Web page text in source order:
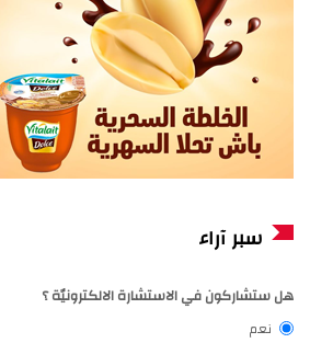
سبر آراء
هل ستشاركون في الاستشارة الالكترونيّة ؟
نعم